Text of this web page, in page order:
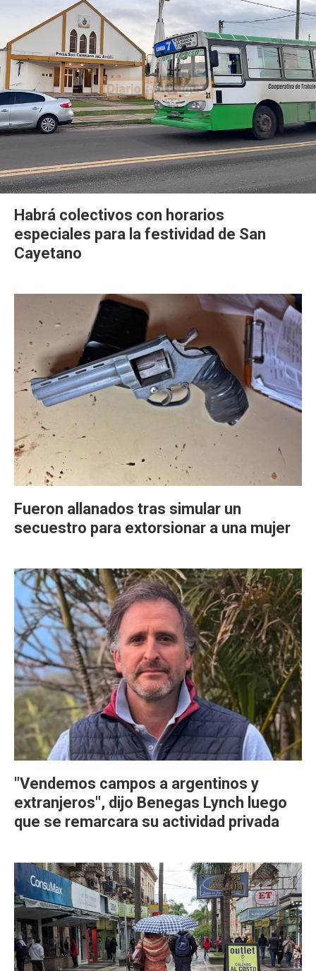
Habrá colectivos con horarios
especiales para la festividad de San
Cayetano
Fueron allanados tras simular un
secuestro para extorsionar a una mujer
"Vendemos campos a argentinos y
extranjeros", dijo Benegas Lynch luego
que se remarcara su actividad privada